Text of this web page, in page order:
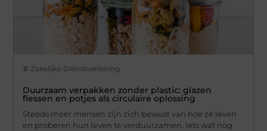
Zakelijke Dienstverlening
Duurzaam verpakken zonder plastic: glazen
flessen en potjes als circulaire oplossing
Steeds meer mensen zijn zich bewust van hoe ze leven
en proberen hun leven te verduurzamen. Iets wat nog